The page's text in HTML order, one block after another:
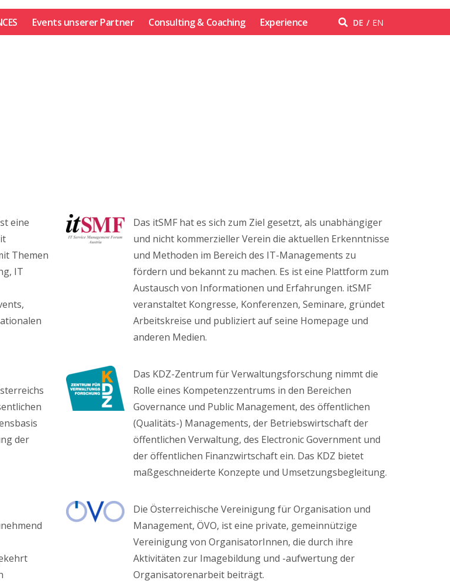
Events unserer Partner Consulting & Coaching Experience DE EN
eine
Themen
IT
der
Das itSMF hat es sich zum Ziel gesetzt, als unabhängiger
und nicht kommerzieller Verein die aktuellen Erkenntnisse
und Methoden im Bereich des IT-Managements zu
fördern und bekannt zu machen. Es ist eine Plattform zum
Austausch von Informationen und Erfahrungen. itSMF
veranstaltet Kongresse, Konferenzen, Seminare, gründet
Arbeitskreise und publiziert auf seine Homepage und
anderen Medien.
Das KDZ-Zentrum für Verwaltungsforschung nimmt die
Rolle eines Kompetenzzentrums in den Bereichen
Governance und Public Management, des öffentlichen
(Qualitäts-) Managements, der Betriebswirtschaft der
öffentlichen Verwaltung, des Electronic Government und
der öffentlichen Finanzwirtschaft ein. Das KDZ bietet
maßgeschneiderte Konzepte und Umsetzungsbegleitung.
Die Österreichische Vereinigung für Organisation und
Management, ÖVO, ist eine private, gemeinnützige
Vereinigung von OrganisatorInnen, die durch ihre
Aktivitäten zur Imagebildung und -aufwertung der
Organisatorenarbeit beiträgt.